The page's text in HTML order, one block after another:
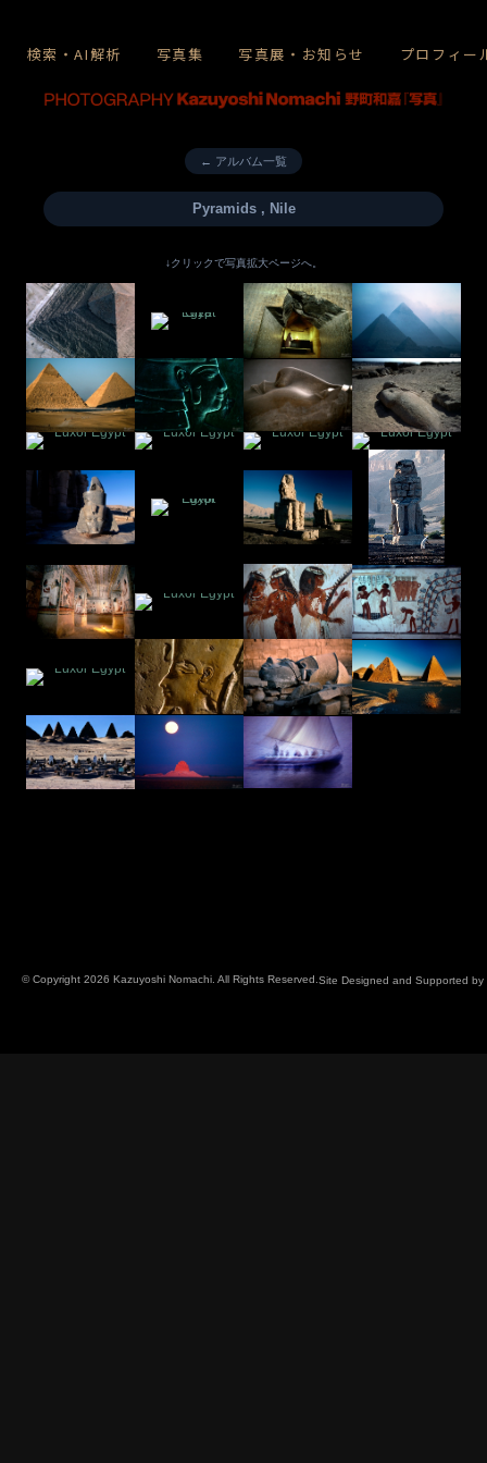
検索・AI解析 写真集 写真展・お知らせ プロフィー
← アルバム一覧
Pyramids , Nile
↓クリックで写真拡大ページへ。
© Copyright 2026 Kazuyoshi Nomachi. All Rights Reserved. Site Designed and Supported by